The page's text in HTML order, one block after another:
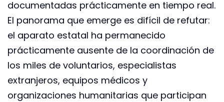
documentadas prácticamente en tiempo real.
El panorama que emerge es difícil de refutar:
el aparato estatal ha permanecido
prácticamente ausente de la coordinación de
los miles de voluntarios, especialistas
extranjeros, equipos médicos y
organizaciones humanitarias que participan